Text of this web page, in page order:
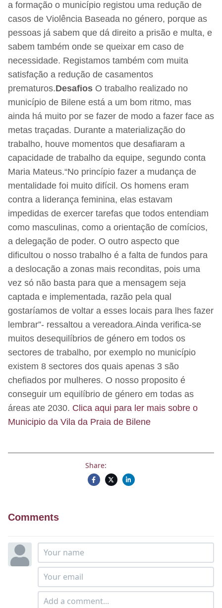
a formação o município registou uma redução de
casos de Violência Baseada no género, porque as
pessoas já sabem que dá direito a prisão e multa, e
sabem também onde se queixar em caso de
necessidade. Registamos também com muita
satisfação a redução de casamentos
prematuros.Desafios O trabalho realizado no
município de Bilene está a um bom ritmo, mas
ainda há muito por se fazer de modo a fazer face as
metas traçadas. Durante a materialização do
trabalho, houve momentos que desafiaram a
capacidade de trabalho da equipe, segundo conta
Maria Mateus.“No princípio fazer a mudança de
mentalidade foi muito difícil. Os homens eram
contra a liderança feminina, elas estavam
impedidas de exercer tarefas que todos entendiam
como masculinas, como a orientação de comícios,
a delegação de poder. O outro aspecto que
dificultou o nosso trabalho é a falta de fundos para
a deslocação a zonas mais reconditas, pois uma
vez só não basta para que a mensagem seja
captada e implementada, razão pela qual
gostaríamos de voltar a esses locais para lhes fazer
lembrar”- ressaltou a vereadora.Ainda verifica-se
muitos desequilíbrios de género em todos os
sectores de trabalho, por exemplo no município
existem 8 sectores dos quais apenas 3 são
chefiados por mulheres. O nosso proposito é
conseguir um equilíbrio de género em todas as
áreas ate 2030. Clica aqui para ler mais sobre o
Municipio da Vila da Praia de Bilene
Share:
Comments